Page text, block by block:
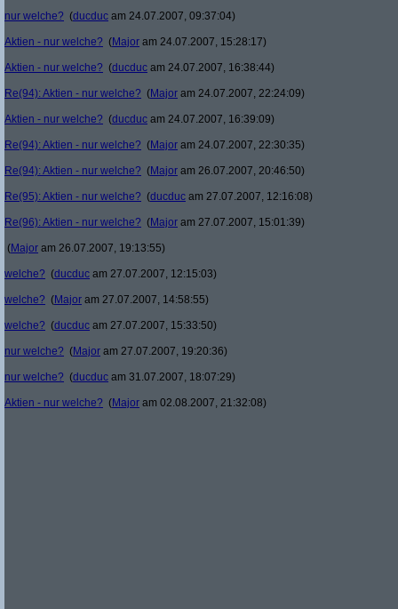
nur welche? (ducduc am 24.07.2007, 09:37:04)
Aktien - nur welche? (Major am 24.07.2007, 15:28:17)
Aktien - nur welche? (ducduc am 24.07.2007, 16:38:44)
Re(94): Aktien - nur welche? (Major am 24.07.2007, 22:24:09)
Aktien - nur welche? (ducduc am 24.07.2007, 16:39:09)
Re(94): Aktien - nur welche? (Major am 24.07.2007, 22:30:35)
Re(94): Aktien - nur welche? (Major am 26.07.2007, 20:46:50)
Re(95): Aktien - nur welche? (ducduc am 27.07.2007, 12:16:08)
Re(96): Aktien - nur welche? (Major am 27.07.2007, 15:01:39)
(Major am 26.07.2007, 19:13:55)
welche? (ducduc am 27.07.2007, 12:15:03)
welche? (Major am 27.07.2007, 14:58:55)
welche? (ducduc am 27.07.2007, 15:33:50)
nur welche? (Major am 27.07.2007, 19:20:36)
nur welche? (ducduc am 31.07.2007, 18:07:29)
Aktien - nur welche? (Major am 02.08.2007, 21:32:08)